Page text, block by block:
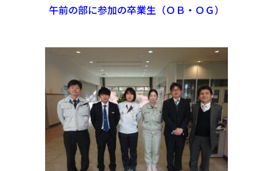
午前の部に参加の卒業生（ＯＢ・ＯＧ）